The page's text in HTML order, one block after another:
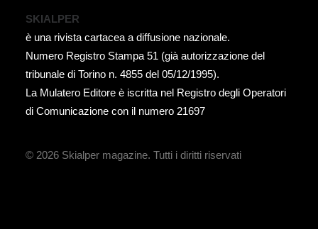
SKIALPER
è una rivista cartacea a diffusione nazionale.
Numero Registro Stampa 51 (già autorizzazione del
tribunale di Torino n. 4855 del 05/12/1995).
La Mulatero Editore è iscritta nel Registro degli Operatori
di Comunicazione con il numero 21697
© 2026 Skialper magazine. Tutti i diritti riservati